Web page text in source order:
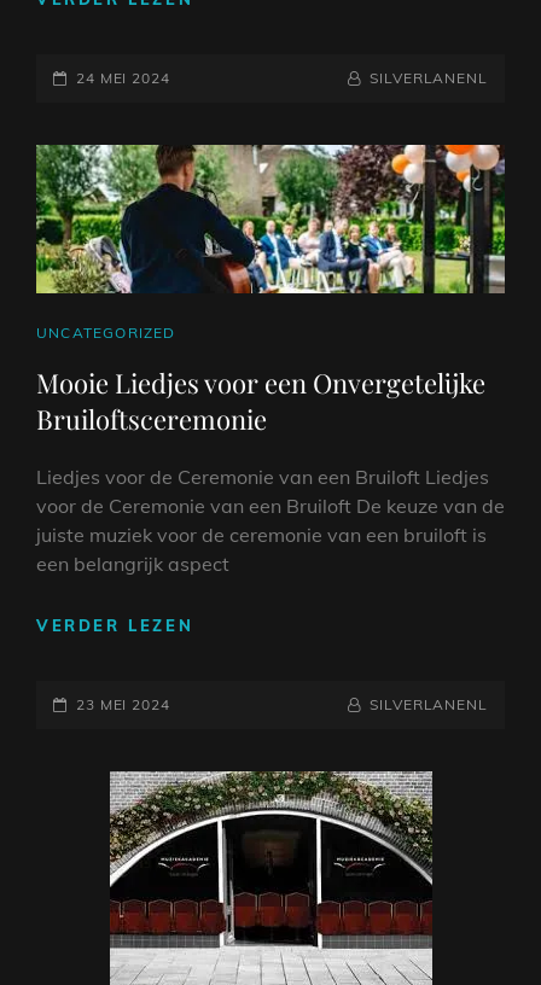
BIJ
SPECIALE
GELEGENHEDEN
GEPLAATST
24 MEI 2024 NAAMREGEL
BYLINE
SILVERLANENL
CAT
UNCATEGORIZED
Mooie Liedjes voor een Onvergetelijke
Bruiloftsceremonie
Liedjes voor de Ceremonie van een Bruiloft Liedjes
voor de Ceremonie van een Bruiloft De keuze van de
juiste muziek voor de ceremonie van een bruiloft is
een belangrijk aspect
VERDER LEZEN
GEPLAATST
23 MEI 2024 NAAMREGEL
BYLINE
SILVERLANENL